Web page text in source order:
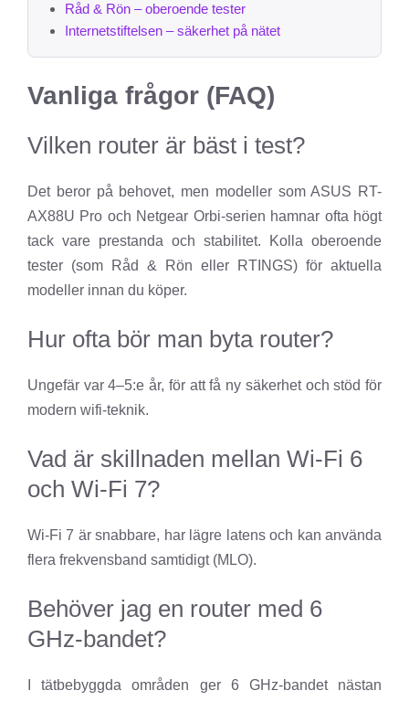
Råd & Rön – oberoende tester
Internetstiftelsen – säkerhet på nätet
Vanliga frågor (FAQ)
Vilken router är bäst i test?
Det beror på behovet, men modeller som ASUS RT-
AX88U Pro och Netgear Orbi-serien hamnar ofta högt
tack vare prestanda och stabilitet. Kolla oberoende
tester (som Råd & Rön eller RTINGS) för aktuella
modeller innan du köper.
Hur ofta bör man byta router?
Ungefär var 4–5:e år, för att få ny säkerhet och stöd för
modern wifi-teknik.
Vad är skillnaden mellan Wi-Fi 6
och Wi-Fi 7?
Wi-Fi 7 är snabbare, har lägre latens och kan använda
flera frekvensband samtidigt (MLO).
Behöver jag en router med 6
GHz-bandet?
I tätbebyggda områden ger 6 GHz-bandet nästan